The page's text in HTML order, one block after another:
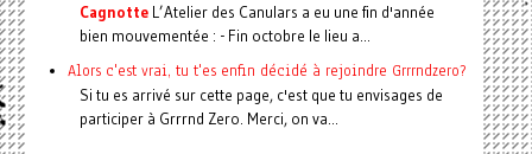
CagnotteL’Atelier des Canulars a eu une fin d'année
bien mouvementée : - Fin octobre le lieu a...
Alors c'est vrai, tu t'es enfin décidé à rejoindre Grrrndzero?
Si tu es arrivé sur cette page, c'est que tu envisages de
participer à Grrrnd Zero. Merci, on va...